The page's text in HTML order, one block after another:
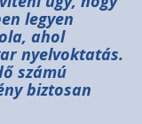
legyen
ahol
nyelvoktatás.
számú
biztosan